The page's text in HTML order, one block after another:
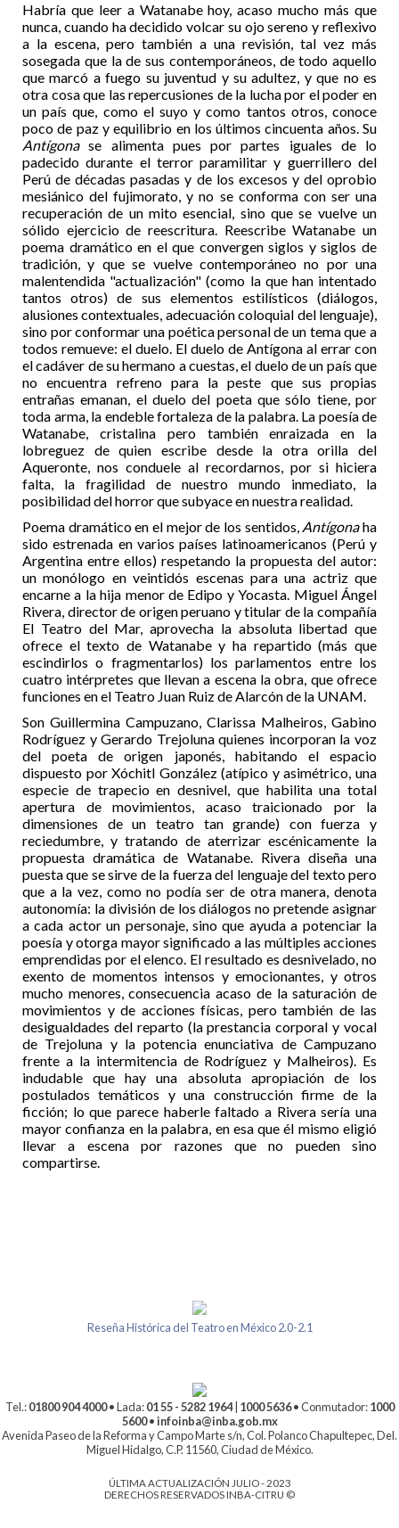
Habría que leer a Watanabe hoy, acaso mucho más que
nunca, cuando ha decidido volcar su ojo sereno y reflexivo
a la escena, pero también a una revisión, tal vez más
sosegada que la de sus contemporáneos, de todo aquello
que marcó a fuego su juventud y su adultez, y que no es
otra cosa que las repercusiones de la lucha por el poder en
un país que, como el suyo y como tantos otros, conoce
poco de paz y equilibrio en los últimos cincuenta años. Su
Antígonase alimenta pues por partes iguales de lo
padecido durante el terror paramilitar y guerrillero del
Perú de décadas pasadas y de los excesos y del oprobio
mesiánico del fujimorato, y no se conforma con ser una
recuperación de un mito esencial, sino que se vuelve un
sólido ejercicio de reescritura. Reescribe Watanabe un
poema dramático en el que convergen siglos y siglos de
tradición, y que se vuelve contemporáneo no por una
malentendida "actualización" (como la que han intentado
tantos otros) de sus elementos estilísticos (diálogos,
alusiones contextuales, adecuación coloquial del lenguaje),
sino por conformar una poética personal de un tema que a
todos remueve: el duelo. El duelo de Antígona al errar con
el cadáver de su hermano a cuestas, el duelo de un país que
no encuentra refreno para la peste que sus propias
entrañas emanan, el duelo del poeta que sólo tiene, por
toda arma, la endeble fortaleza de la palabra. La poesía de
Watanabe, cristalina pero también enraizada en la
lobreguez de quien escribe desde la otra orilla del
Aqueronte, nos conduele al recordarnos, por si hiciera
falta, la fragilidad de nuestro mundo inmediato, la
posibilidad del horror que subyace en nuestra realidad.
Poema dramático en el mejor de los sentidos, Antígonaha
sido estrenada en varios países latinoamericanos (Perú y
Argentina entre ellos) respetando la propuesta del autor:
un monólogo en veintidós escenas para una actriz que
encarne a la hija menor de Edipo y Yocasta. Miguel Ángel
Rivera, director de origen peruano y titular de la compañía
El Teatro del Mar, aprovecha la absoluta libertad que
ofrece el texto de Watanabe y ha repartido (más que
escindirlos o fragmentarlos) los parlamentos entre los
cuatro intérpretes que llevan a escena la obra, que ofrece
funciones en el Teatro Juan Ruiz de Alarcón de la UNAM.
Son Guillermina Campuzano, Clarissa Malheiros, Gabino
Rodríguez y Gerardo Trejoluna quienes incorporan la voz
del poeta de origen japonés, habitando el espacio
dispuesto por Xóchitl González (atípico y asimétrico, una
especie de trapecio en desnivel, que habilita una total
apertura de movimientos, acaso traicionado por la
dimensiones de un teatro tan grande) con fuerza y
reciedumbre, y tratando de aterrizar escénicamente la
propuesta dramática de Watanabe. Rivera diseña una
puesta que se sirve de la fuerza del lenguaje del texto pero
que a la vez, como no podía ser de otra manera, denota
autonomía: la división de los diálogos no pretende asignar
a cada actor un personaje, sino que ayuda a potenciar la
poesía y otorga mayor significado a las múltiples acciones
emprendidas por el elenco. El resultado es desnivelado, no
exento de momentos intensos y emocionantes, y otros
mucho menores, consecuencia acaso de la saturación de
movimientos y de acciones físicas, pero también de las
desigualdades del reparto (la prestancia corporal y vocal
de Trejoluna y la potencia enunciativa de Campuzano
frente a la intermitencia de Rodríguez y Malheiros). Es
indudable que hay una absoluta apropiación de los
postulados temáticos y una construcción firme de la
ficción; lo que parece haberle faltado a Rivera sería una
mayor confianza en la palabra, en esa que él mismo eligió
llevar a escena por razones que no pueden sino
compartirse.
Reseña Histórica del Teatro en México 2.0-2.1
Tel.:01800 904 4000• Lada:01 55 - 5282 1964| 1000 5636• Conmutador:1000
5600•infoinba@inba.gob.mx
Avenida Paseo de la Reforma y Campo Marte s/n, Col. Polanco Chapultepec, Del.
Miguel Hidalgo, C.P. 11560, Ciudad de México.
ÚLTIMA ACTUALIZACIÓN JULIO - 2023
DERECHOS RESERVADOS INBA-CITRU ©